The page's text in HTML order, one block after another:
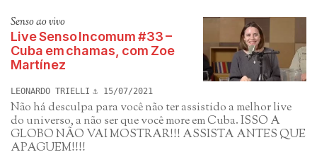
Senso ao vivo
Live Senso Incomum #33 –
Cuba em chamas, com Zoe
Martínez
LEONARDO TRIELLI 15/07/2021
Não há desculpa para você não ter assistido a melhor live
do universo, a não ser que você more em Cuba. ISSO A
GLOBO NÃO VAI MOSTRAR!!! ASSISTA ANTES QUE
APAGUEM!!!!